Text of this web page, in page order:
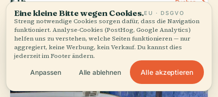
Buchen
Eine kleine Bitte wegen Cookies.EU · DSGVO
Streng notwendige Cookies sorgen dafür, dass die Navigation
funktioniert. Analyse-Cookies (PostHog, Google Analytics)
helfen uns zu verstehen, welche Seiten funktionieren — nur
aggregiert, keine Werbung, kein Verkauf. Du kannst dies
jederzeit im Footer ändern.
Anpassen Alle ablehnen Alle akzeptieren